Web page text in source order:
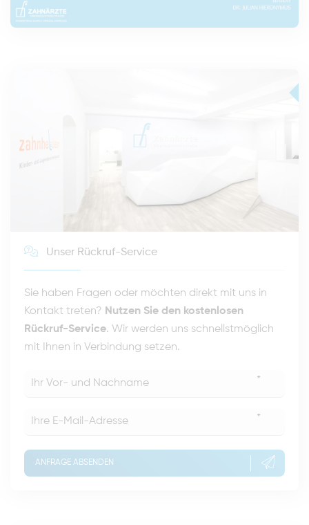
Unser Rückruf-Service
Sie haben Fragen oder möchten direkt mit uns in
Kontakt treten? Nutzen Sie den kostenlosen
Rückruf-Service. Wir werden uns schnellstmöglich
mit Ihnen in Verbindung setzen.
*
*
ANFRAGE ABSENDEN